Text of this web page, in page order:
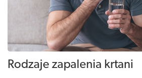
Rodzaje zapalenia krtani